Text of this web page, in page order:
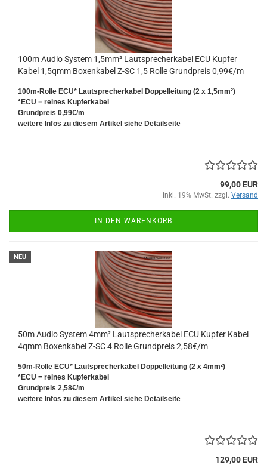
100m Audio System 1,5mm² Lautsprecherkabel ECU Kupfer
Kabel 1,5qmm Boxenkabel Z-SC 1,5 Rolle Grundpreis 0,99€/m
100m-Rolle ECU* Lautsprecherkabel Doppelleitung (2 x 1,5mm²)
*ECU = reines Kupferkabel
Grundpreis 0,99€/m
weitere Infos zu diesem Artikel siehe Detailseite
99,00 EUR
inkl. 19% MwSt. zzgl. Versand
IN DEN WARENKORB
NEU
50m Audio System 4mm² Lautsprecherkabel ECU Kupfer Kabel
4qmm Boxenkabel Z-SC 4 Rolle Grundpreis 2,58€/m
50m-Rolle ECU* Lautsprecherkabel Doppelleitung (2 x 4mm²)
*ECU = reines Kupferkabel
Grundpreis 2,58€/m
weitere Infos zu diesem Artikel siehe Detailseite
129,00 EUR